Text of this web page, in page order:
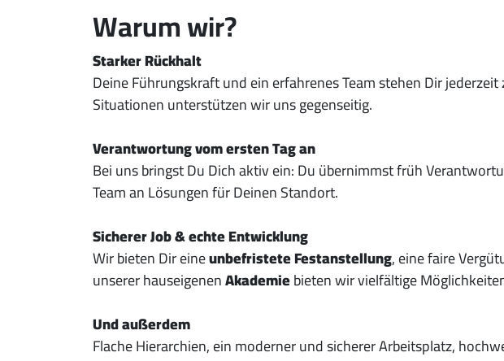
Warum wir?
Starker Rückhalt
Deine Führungskraft und ein erfahrenes Team stehen Dir
Situationen unterstützen wir uns gegenseitig.
Verantwortung vom ersten Tag an
Bei uns bringst Du Dich aktiv ein: Du übernimmst früh
Team an Lösungen für Deinen Standort.
Sicherer Job & echte Entwicklung
Wir bieten Dir eineunbefristete Festanstellung, eine faire
unserer hauseigenenAkademiebieten wir vielfältige
Und außerdem
Flache Hierarchien, ein moderner und sicherer Arbeitsplatz,